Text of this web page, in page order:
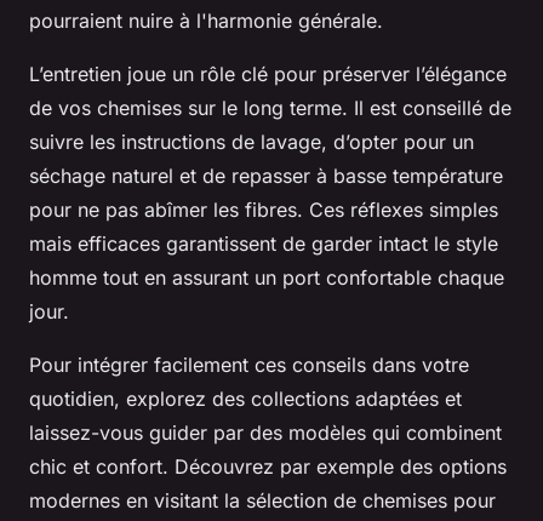
pourraient nuire à l'harmonie générale.
L’entretien joue un rôle clé pour préserver l’élégance
de vos chemises sur le long terme. Il est conseillé de
suivre les instructions de lavage, d’opter pour un
séchage naturel et de repasser à basse température
pour ne pas abîmer les fibres. Ces réflexes simples
mais efficaces garantissent de garder intact le style
homme tout en assurant un port confortable chaque
jour.
Pour intégrer facilement ces conseils dans votre
quotidien, explorez des collections adaptées et
laissez-vous guider par des modèles qui combinent
chic et confort. Découvrez par exemple des options
modernes en visitant la sélection de chemises pour